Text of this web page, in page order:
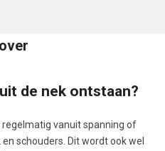
de nek ontstaan?
vanuit spanning of
schouders. Dit wordt ook wel